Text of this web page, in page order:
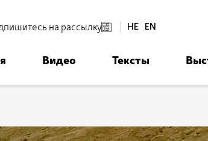
на рассылку HE EN
Видео Тексты
בבית אביחי